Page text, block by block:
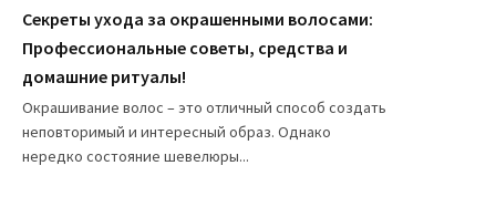
Секреты ухода за окрашенными волосами:
Профессиональные советы, средства и
домашние ритуалы!
Окрашивание волос – это отличный способ создать
неповторимый и интересный образ. Однако
нередко состояние шевелюры...